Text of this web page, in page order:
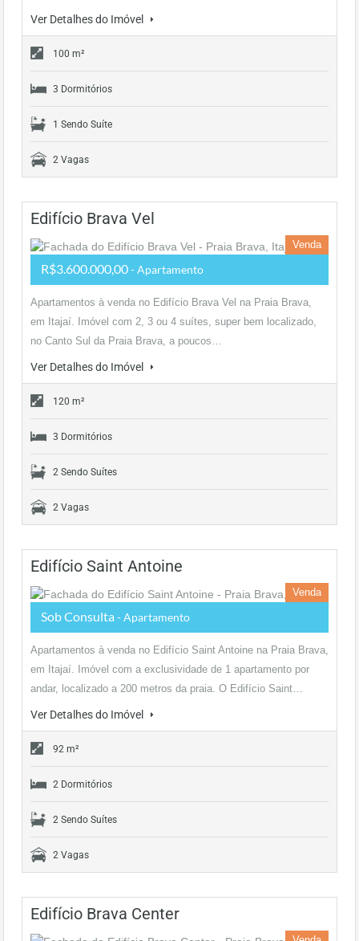
Ver Detalhes do Imóvel
100 m²
3 Dormitórios
1 Sendo Suíte
2 Vagas
Edifício Brava Vel
Venda
R$3.600.000,00- Apartamento
Apartamentos à venda no Edifício Brava Vel na Praia Brava,
em Itajaí. Imóvel com 2, 3 ou 4 suítes, super bem localizado,
no Canto Sul da Praia Brava, a poucos…
Ver Detalhes do Imóvel
120 m²
3 Dormitórios
2 Sendo Suítes
2 Vagas
Edifício Saint Antoine
Venda
Sob Consulta - Apartamento
Apartamentos à venda no Edifício Saint Antoine na Praia Brava,
em Itajaí. Imóvel com a exclusividade de 1 apartamento por
andar, localizado a 200 metros da praia. O Edifício Saint…
Ver Detalhes do Imóvel
92 m²
2 Dormitórios
2 Sendo Suítes
2 Vagas
Edifício Brava Center